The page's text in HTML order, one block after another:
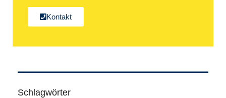
Kontakt
Schlagwörter